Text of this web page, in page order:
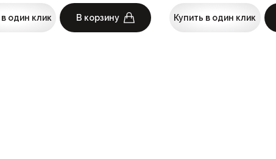
в один клик В корзину Купить в один клик